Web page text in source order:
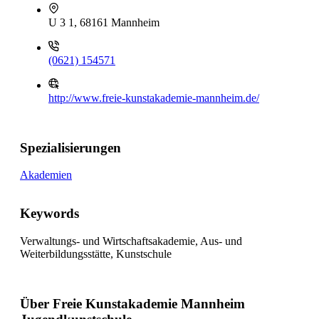
U 3 1, 68161 Mannheim
(0621) 154571
http://www.freie-kunstakademie-mannheim.de/
Spezialisierungen
Akademien
Keywords
Verwaltungs- und Wirtschaftsakademie, Aus- und
Weiterbildungsstätte, Kunstschule
Über Freie Kunstakademie Mannheim